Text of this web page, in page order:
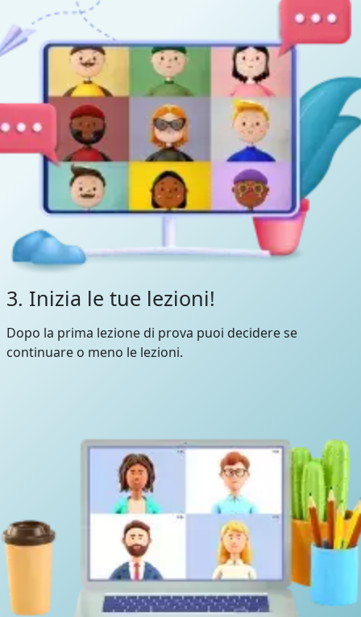
3. Inizia le tue lezioni!
Dopo la prima lezione di prova puoi decidere se
continuare o meno le lezioni.